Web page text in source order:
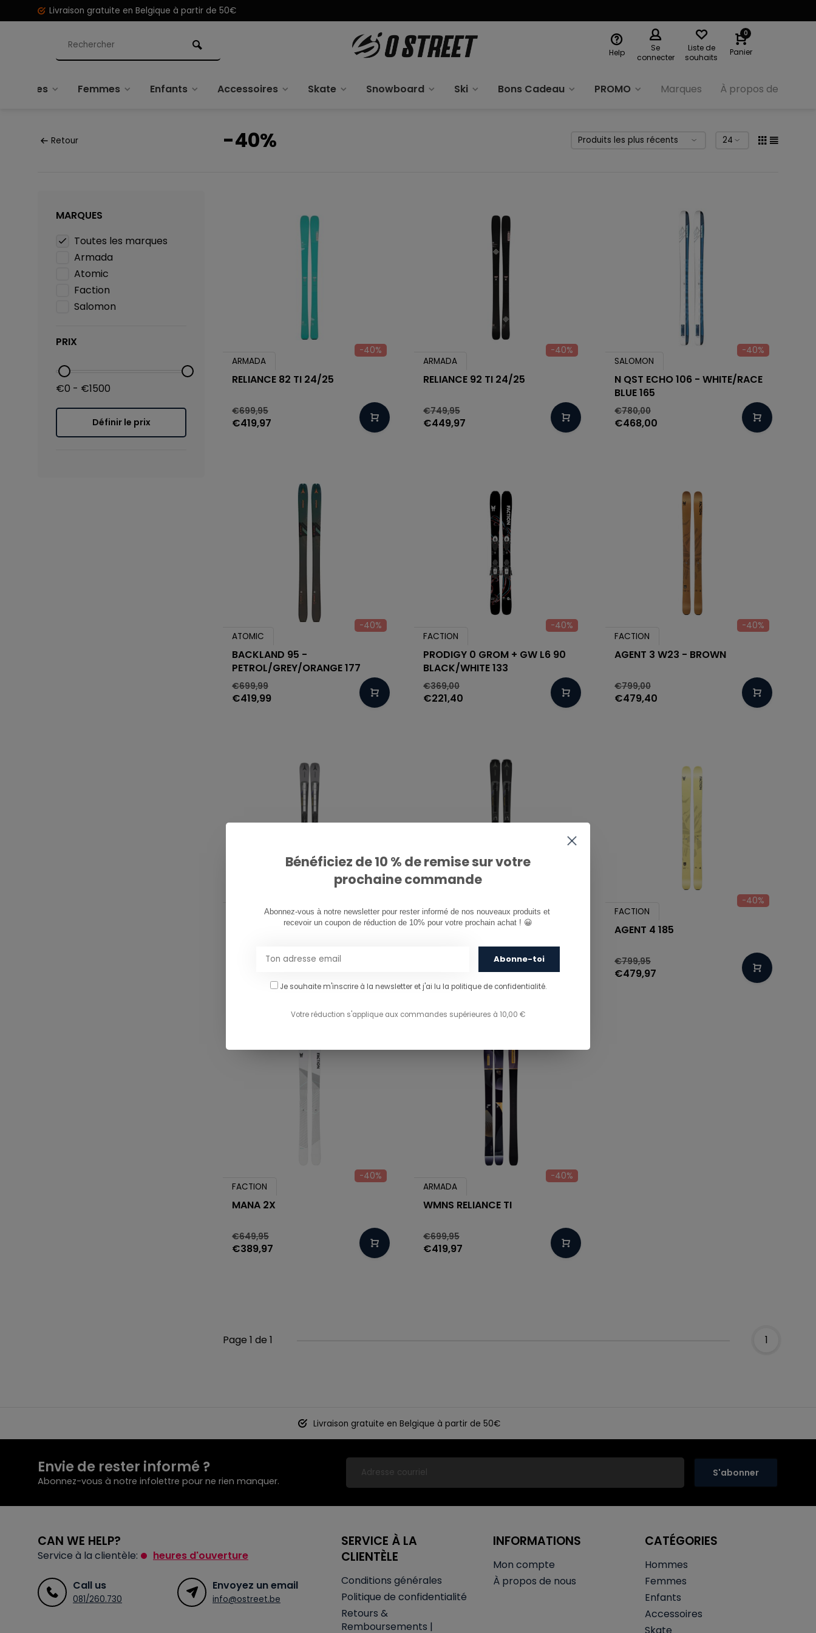
Livraison gratuite en Belgique à partir de 50€
Help
Se
connecter
Liste de
souhaits
0
Panier
Hommes Femmes Enfants Accessoires Skate Snowboard Ski Bons Cadeau PROMO Marques À propos de nous
Retour -40%
MARQUES
Toutes les marques
Armada
Atomic
Faction
Salomon
PRIX
€0 - €1500
Définir le prix
-40%
ARMADA
RELIANCE 82 TI 24/25
€699,95
€419,97
-40%
ARMADA
RELIANCE 92 TI 24/25
€749,95
€449,97
-40%
SALOMON
N QST ECHO 106 - WHITE/RACE
BLUE 165
€780,00
€468,00
-40%
ATOMIC
BACKLAND 95 -
PETROL/GREY/ORANGE 177
€699,99
€419,99
-40%
FACTION
PRODIGY 0 GROM + GW L6 90
BLACK/WHITE 133
€369,00
€221,40
-40%
FACTION
AGENT 3 W23 - BROWN
€799,00
€479,40
REDSTER Q9 REVOSHOCK S + X
€1.149,99
ATOMIC
REDSTER Q7.8 REVOSHOCK + M
-40%
FACTION
AGENT 4 185
€799,95
€479,97
-40%
FACTION
MANA 2X
€649,95
€389,97
-40%
ARMADA
WMNS RELIANCE TI
€699,95
€419,97
Page 1 de 1 1
Livraison gratuite en Belgique à partir de 50€
Envie de rester informé ?
Abonnez-vous à notre infolettre pour ne rien manquer.
S'abonner
CAN WE HELP?
Service à la clientèle: heures d'ouverture
Call us
081/260.730
Envoyez un email
info@ostreet.be
SERVICE À LA
CLIENTÈLE
Conditions générales
Politique de confidentialité
Retours &
Remboursements |
INFORMATIONS
Mon compte
À propos de nous
CATÉGORIES
Hommes
Femmes
Enfants
Accessoires
Bénéficiez de 10 % de remise sur votre
prochaine commande
Abonnez-vous à notre newsletter pour rester informé de nos nouveaux produits et
recevoir un coupon de réduction de 10% pour votre prochain achat ! 😀
Abonne-toi
Je souhaite m'inscrire à la newsletter et j'ai lu la politique de confidentialité.
Votre réduction s'applique aux commandes supérieures à 10,00 €